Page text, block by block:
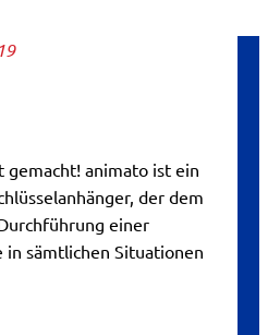
gemacht! animato ist ein
der dem
einer
in sämtlichen Situationen